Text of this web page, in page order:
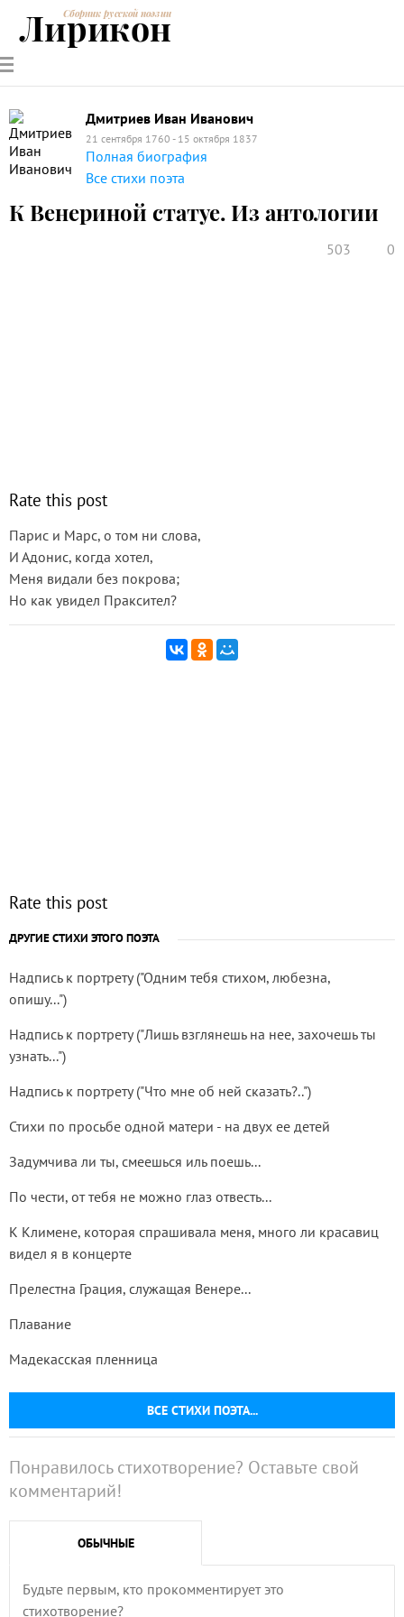
РУССКИЕ
ПОЭТЫ
СОВРЕМЕННИКИЭНЦИКЛОПЕДИЯ
ПОЭЗИИ
Сборник русской поэзии
Лирикон
Дмитриев Иван Иванович
21 сентября 1760 - 15 октября 1837
Полная биография
Все стихи поэта
К Венериной статуе. Из антологии
503 0
Rate this post
Парис и Марс, о том ни слова,
И Адонис, когда хотел,
Меня видали без покрова;
Но как увидел Праксител?
Rate this post
ДРУГИЕ СТИХИ ЭТОГО ПОЭТА
ВСЕ СТИХИ ПОЭТА...
Надпись к портрету ("Одним тебя стихом, любезна,
опишу...")
Надпись к портрету ("Лишь взглянешь на нее, захочешь ты
узнать...")
Надпись к портрету ("Что мне об ней сказать?..")
Стихи по просьбе одной матери - на двух ее детей
Задумчива ли ты, смеешься иль поешь...
По чести, от тебя не можно глаз отвесть...
К Климене, которая спрашивала меня, много ли красавиц
видел я в концерте
Прелестна Грация, служащая Венере...
Плавание
Мадекасская пленница
Понравилось стихотворение? Оставьте свой
комментарий!
ОБЫЧНЫЕ
Будьте первым, кто прокомментирует это
стихотворение?